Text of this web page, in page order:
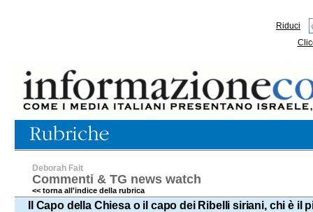
Riduci
Deborah Fait
Commenti & TG news watch
<< torna all'indice della rubrica
Il Capo della Chiesa o il capo dei Ribelli siriani, chi è il